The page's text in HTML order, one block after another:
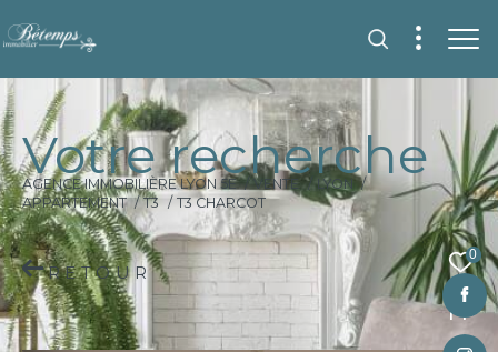
Fr
0
Votre recherche
AGENCE IMMOBILIÈRE LYON 5E VENTE
LYON
APPARTEMENT
T3 T3 CHARCOT
RETOUR